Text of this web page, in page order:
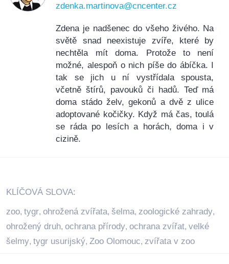
zdenka.martinova@cncenter.cz
Zdena je nadšenec do všeho živého. Na
světě snad neexistuje zvíře, které by
nechtěla mít doma. Protože to není
možné, alespoň o nich píše do ábíčka. I
tak se jich u ní vystřídala spousta,
včetně štírů, pavouků či hadů. Teď má
doma stádo želv, gekonů a dvě z ulice
adoptované kočičky. Když má čas, toulá
se ráda po lesích a horách, doma i v
cizině.
KLÍČOVÁ SLOVA:
zoo, tygr, ohrožená zvířata, šelma, zoologické zahrady,
ohrožený druh, ochrana přírody, ochrana zvířat, velké
šelmy, tygr usurijský, Zoo Olomouc, zvířata v zoo